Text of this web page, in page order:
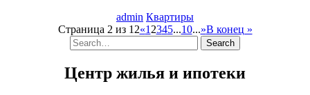
admin Квартиры
Страница 2 из 12«1 2345...10...»В конец »
Центр жилья и ипотеки